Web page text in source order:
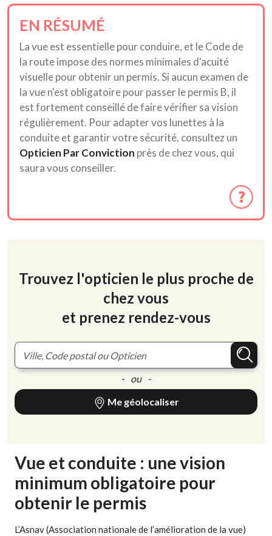
EN RÉSUMÉ
La vue est essentielle pour conduire, et le Code de
la route impose des normes minimales d'acuité
visuelle pour obtenir un permis. Si aucun examen de
la vue n'est obligatoire pour passer le permis B, il
est fortement conseillé de faire vérifier sa vision
régulièrement. Pour adapter vos lunettes à la
conduite et garantir votre sécurité, consultez un
Opticien Par Conviction près de chez vous, qui
saura vous conseiller.
Trouvez l'opticien le plus proche de
chez vous
et prenez rendez-vous
- ou -
Me géolocaliser
Vue et conduite : une vision
minimum obligatoire pour
obtenir le permis
L’Asnav (Association nationale de l’amélioration de la vue)